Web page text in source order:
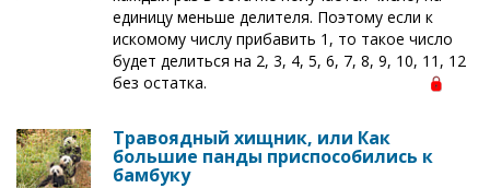
единицу меньше делителя. Поэтому если к
искомому числу прибавить 1, то такое число
будет делиться на 2, 3, 4, 5, 6, 7, 8, 9, 10, 11, 12
без остатка.
Травоядный хищник, или Как
большие панды приспособились к
бамбуку